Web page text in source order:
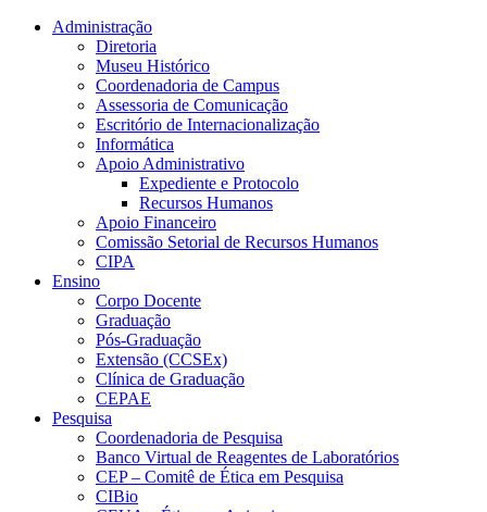
Conteúdo principal Menu principal
Administração
Diretoria
Museu Histórico
Coordenadoria de Campus
Assessoria de Comunicação
Escritório de Internacionalização
Informática
Apoio Administrativo
Expediente e Protocolo
Recursos Humanos
Apoio Financeiro
Comissão Setorial de Recursos Humanos
CIPA
Ensino
Corpo Docente
Graduação
Pós-Graduação
Extensão (CCSEx)
Clínica de Graduação
CEPAE
Pesquisa
Coordenadoria de Pesquisa
Banco Virtual de Reagentes de Laboratórios
CEP – Comitê de Ética em Pesquisa
CIBio